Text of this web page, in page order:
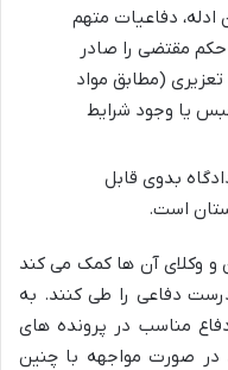
ادله، دفاعیات متهم
مقتضی را صادر
(مطابق مواد
یا وجود شرایط
بدوی قابل
است.
و وکلای آن ها کمک می کند
دفاعی را طی کنند. به
مناسب در پرونده های
در صورت مواجهه با چنین